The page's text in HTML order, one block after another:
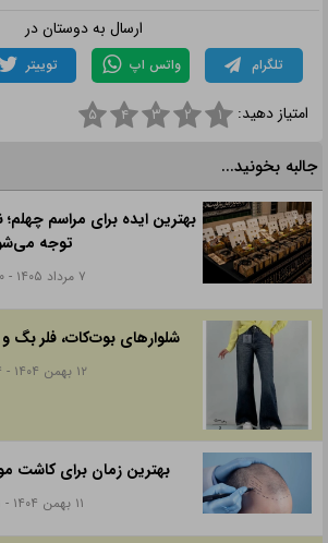
ارسال به دوستان در
تلگرام واتس اپ توییتر
امتیاز دهید: ۱ ۲ ۳ ۴ ۵
جالبه بخونید...
بهترین ایده برای مراسم
توجه
۷ مرداد ۱۴۰۵ - ۰۵:۳۰
شلوارهای بوت‌کات، فلر
۱۲ بهمن ۱۴۰۴ - ۲۱:۴۴
بهترین زمان برای کاشت
۱۱ بهمن ۱۴۰۴ - ۱۷:۲۱